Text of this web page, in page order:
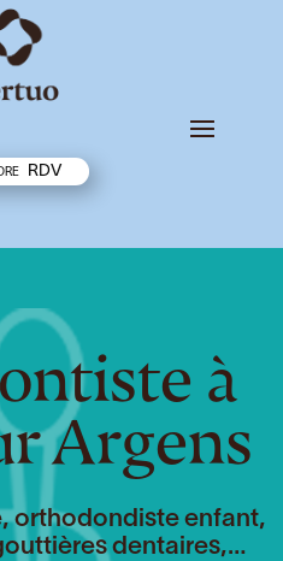
RDV
à
Argens
orthodondiste enfant,
dentaires,…